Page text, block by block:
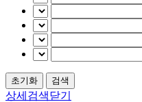
상세검색닫기